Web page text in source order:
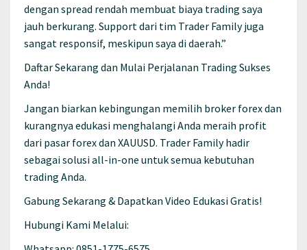
dengan spread rendah membuat biaya trading saya
jauh berkurang. Support dari tim Trader Family juga
sangat responsif, meskipun saya di daerah.”
Daftar Sekarang dan Mulai Perjalanan Trading Sukses
Anda!
Jangan biarkan kebingungan memilih broker forex dan
kurangnya edukasi menghalangi Anda meraih profit
dari pasar forex dan XAUUSD. Trader Family hadir
sebagai solusi all-in-one untuk semua kebutuhan
trading Anda.
Gabung Sekarang & Dapatkan Video Edukasi Gratis!
Hubungi Kami Melalui: